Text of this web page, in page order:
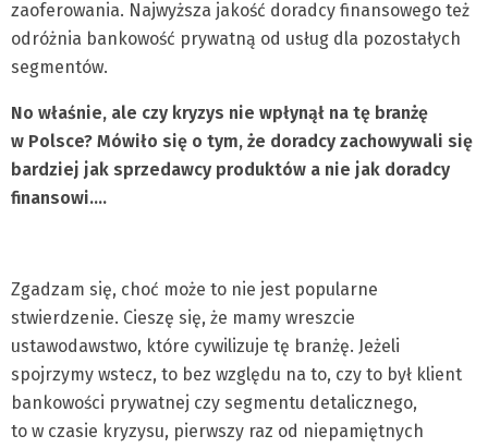
zaoferowania. Najwyższa jakość doradcy finansowego też
odróżnia bankowość prywatną od usług dla pozostałych
segmentów.
No właśnie, ale czy kryzys nie wpłynął na tę branżę
w Polsce? Mówiło się o tym, że doradcy zachowywali się
bardziej jak sprzedawcy produktów a nie jak doradcy
finansowi….
Zgadzam się, choć może to nie jest popularne
stwierdzenie. Cieszę się, że mamy wreszcie
ustawodawstwo, które cywilizuje tę branżę. Jeżeli
spojrzymy wstecz, to bez względu na to, czy to był klient
bankowości prywatnej czy segmentu detalicznego,
to w czasie kryzysu, pierwszy raz od niepamiętnych